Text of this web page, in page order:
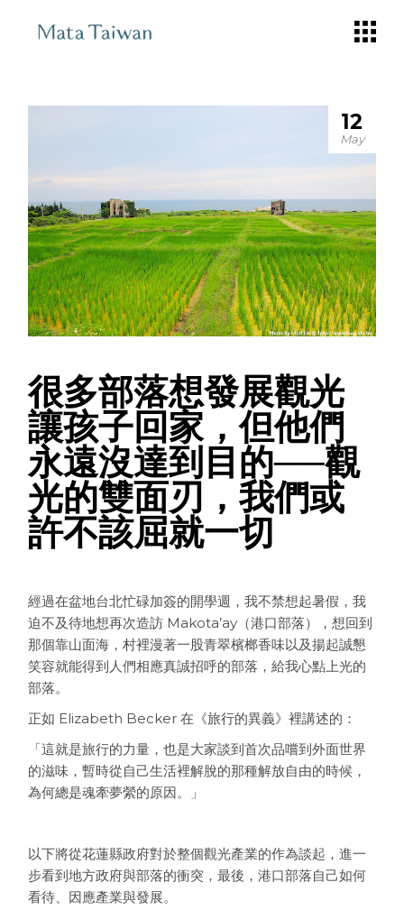
12
May
很多部落想發展觀光
讓孩子回家，但他們
永遠沒達到目的──觀
光的雙面刃，我們或
許不該屈就一切
經過在盆地台北忙碌加簽的開學週，我不禁想起暑假，我
迫不及待地想再次造訪 Makota’ay（港口部落），想回到
那個靠山面海，村裡漫著一股青翠檳榔香味以及揚起誠懇
笑容就能得到人們相應真誠招呼的部落，給我心點上光的
部落。
正如 Elizabeth Becker 在《旅行的異義》裡講述的：
「這就是旅行的力量，也是大家談到首次品嚐到外面世界
的滋味，暫時從自己生活裡解脫的那種解放自由的時候，
為何總是魂牽夢縈的原因。」
以下將從花蓮縣政府對於整個觀光產業的作為談起，進一
步看到地方政府與部落的衝突，最後，港口部落自己如何
看待、因應產業與發展。